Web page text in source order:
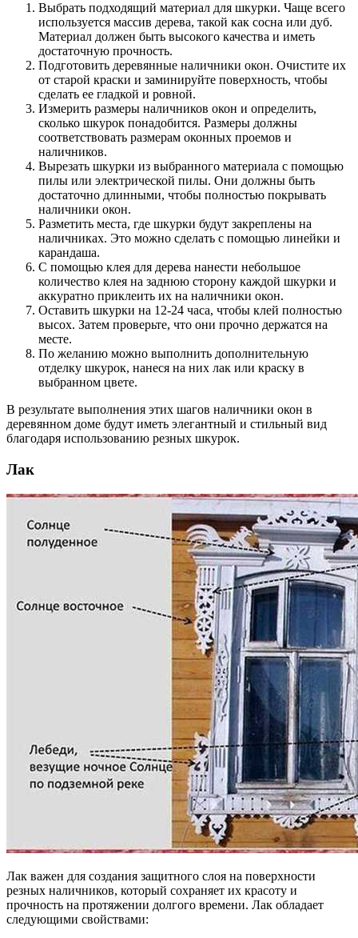
Выбрать подходящий материал для шкурки. Чаще всего
используется массив дерева, такой как сосна или дуб.
Материал должен быть высокого качества и иметь
достаточную прочность.
Подготовить деревянные наличники окон. Очистите их
от старой краски и заминируйте поверхность, чтобы
сделать ее гладкой и ровной.
Измерить размеры наличников окон и определить,
сколько шкурок понадобится. Размеры должны
соответствовать размерам оконных проемов и
наличников.
Вырезать шкурки из выбранного материала с помощью
пилы или электрической пилы. Они должны быть
достаточно длинными, чтобы полностью покрывать
наличники окон.
Разметить места, где шкурки будут закреплены на
наличниках. Это можно сделать с помощью линейки и
карандаша.
С помощью клея для дерева нанести небольшое
количество клея на заднюю сторону каждой шкурки и
аккуратно приклеить их на наличники окон.
Оставить шкурки на 12-24 часа, чтобы клей полностью
высох. Затем проверьте, что они прочно держатся на
месте.
По желанию можно выполнить дополнительную
отделку шкурок, нанеся на них лак или краску в
выбранном цвете.
В результате выполнения этих шагов наличники окон в
деревянном доме будут иметь элегантный и стильный вид
благодаря использованию резных шкурок.
Лак
Лак важен для создания защитного слоя на поверхности
резных наличников, который сохраняет их красоту и
прочность на протяжении долгого времени. Лак обладает
следующими свойствами: